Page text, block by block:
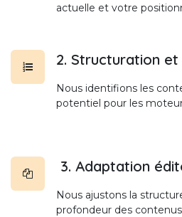
actuelle et votre
2. Structuration
Nous identifions les
potentiel pour les
3. Adaptation
Nous ajustons la
profondeur des